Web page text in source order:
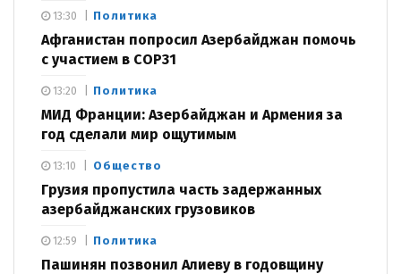
Политика
Афганистан попросил Азербайджан помочь
с участием в COP31
13:30
Политика
МИД Франции: Азербайджан и Армения за
год сделали мир ощутимым
13:20
Общество
Грузия пропустила часть задержанных
азербайджанских грузовиков
13:10
Политика
Пашинян позвонил Алиеву в годовщину
12:59